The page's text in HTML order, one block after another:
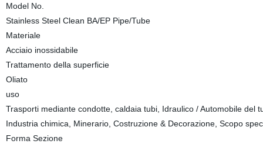
Model No.
Stainless Steel Clean BA/EP Pipe/Tube
Materiale
Acciaio inossidabile
Trattamento della superficie
Oliato
uso
Trasporti mediante condotte, caldaia tubi, Idraulico / Automobile del
Industria chimica, Minerario, Costruzione & Decorazione, Scopo
Forma Sezione